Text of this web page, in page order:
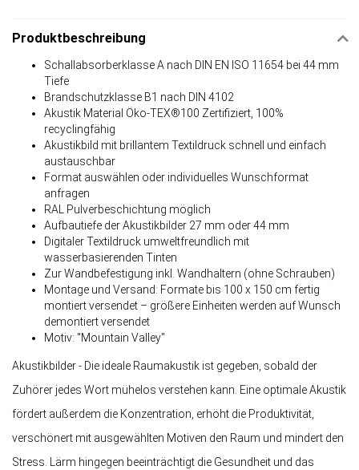
Produktbeschreibung
Schallabsorberklasse A nach DIN EN ISO 11654 bei 44 mm
Tiefe
Brandschutzklasse B1 nach DIN 4102
Akustik Material Öko-TEX®100 Zertifiziert, 100%
recyclingfähig
Akustikbild mit brillantem Textildruck schnell und einfach
austauschbar
Format auswählen oder individuelles Wunschformat
anfragen
RAL Pulverbeschichtung möglich
Aufbautiefe der Akustikbilder 27 mm oder 44 mm
Digitaler Textildruck umweltfreundlich mit
wasserbasierenden Tinten
Zur Wandbefestigung inkl. Wandhaltern (ohne Schrauben)
Montage und Versand: Formate bis 100 x 150 cm fertig
montiert versendet – größere Einheiten werden auf Wunsch
demontiert versendet
Motiv: "Mountain Valley"
Akustikbilder - Die ideale Raumakustik ist gegeben, sobald der
Zuhörer jedes Wort mühelos verstehen kann. Eine optimale Akustik
fördert außerdem die Konzentration, erhöht die Produktivität,
verschönert mit ausgewählten Motiven den Raum und mindert den
Stress. Lärm hingegen beeinträchtigt die Gesundheit und das